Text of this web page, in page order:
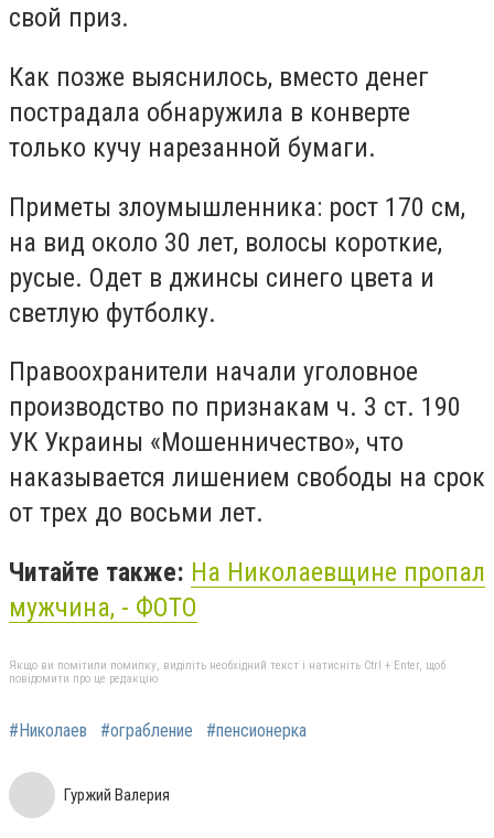
свой приз.
Как позже выяснилось, вместо денег
пострадала обнаружила в конверте
только кучу нарезанной бумаги.
Приметы злоумышленника: рост 170 см,
на вид около 30 лет, волосы короткие,
русые. Одет в джинсы синего цвета и
светлую футболку.
Правоохранители начали уголовное
производство по признакам ч. 3 ст. 190
УК Украины «Мошенничество», что
наказывается лишением свободы на срок
от трех до восьми лет.
Читайте также: На Николаевщине пропал
мужчина, - ФОТО
Якщо ви помітили помилку, виділіть необхідний текст і натисніть Ctrl + Enter, щоб
повідомити про це редакцію
#Николаев #ограбление #пенсионерка
Гуржий Валерия